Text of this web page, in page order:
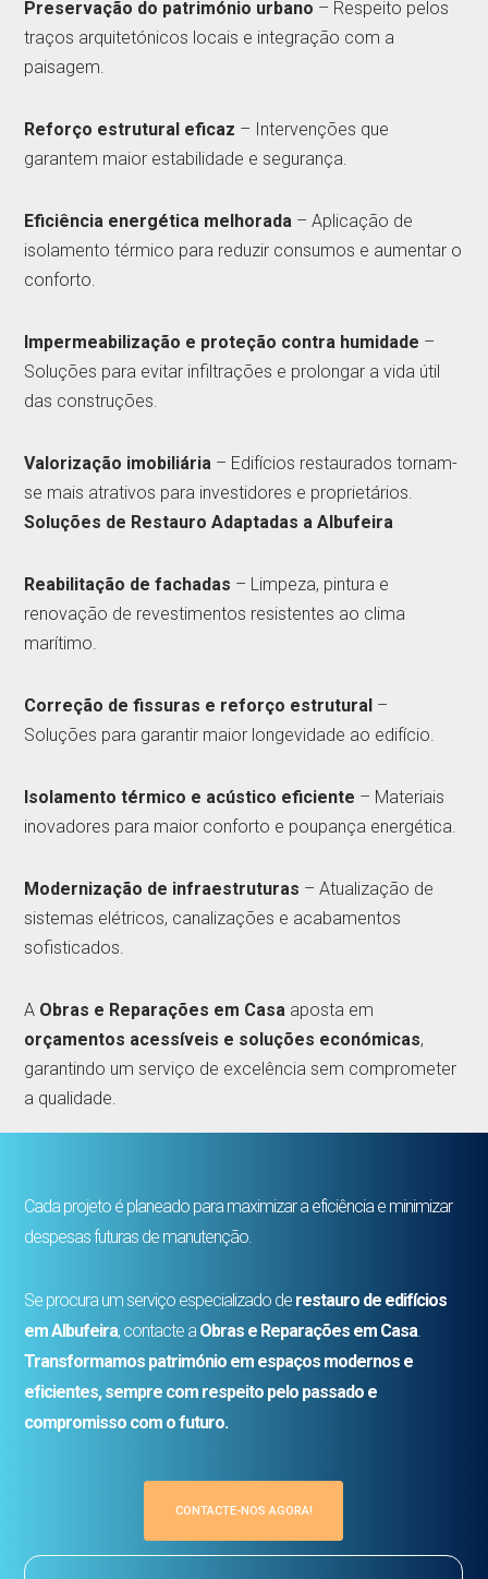
Preservação do património urbano – Respeito pelos
traços arquitetónicos locais e integração com a
paisagem.
Reforço estrutural eficaz – Intervenções que
garantem maior estabilidade e segurança.
Eficiência energética melhorada – Aplicação de
isolamento térmico para reduzir consumos e aumentar o
conforto.
Impermeabilização e proteção contra humidade –
Soluções para evitar infiltrações e prolongar a vida útil
das construções.
Valorização imobiliária – Edifícios restaurados tornam-
se mais atrativos para investidores e proprietários.
Soluções de Restauro Adaptadas a Albufeira
Reabilitação de fachadas – Limpeza, pintura e
renovação de revestimentos resistentes ao clima
marítimo.
Correção de fissuras e reforço estrutural –
Soluções para garantir maior longevidade ao edifício.
Isolamento térmico e acústico eficiente – Materiais
inovadores para maior conforto e poupança energética.
Modernização de infraestruturas – Atualização de
sistemas elétricos, canalizações e acabamentos
sofisticados.
A Obras e Reparações em Casa aposta em
orçamentos acessíveis e soluções económicas,
garantindo um serviço de excelência sem comprometer
a qualidade.
Cada projeto é planeado para maximizar a eficiência e minimizar
despesas futuras de manutenção.
Se procura um serviço especializado de restauro de edifícios
em Albufeira, contacte aObras e Reparações em Casa.
Transformamos património em espaços modernos e
eficientes, sempre com respeito pelo passado e
compromisso com o futuro.
CONTACTE-NOS AGORA!